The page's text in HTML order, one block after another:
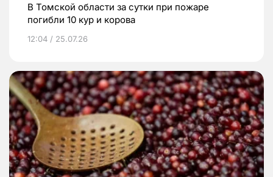
В Томской области за сутки при пожаре
погибли 10 кур и корова
12:04 / 25.07.26